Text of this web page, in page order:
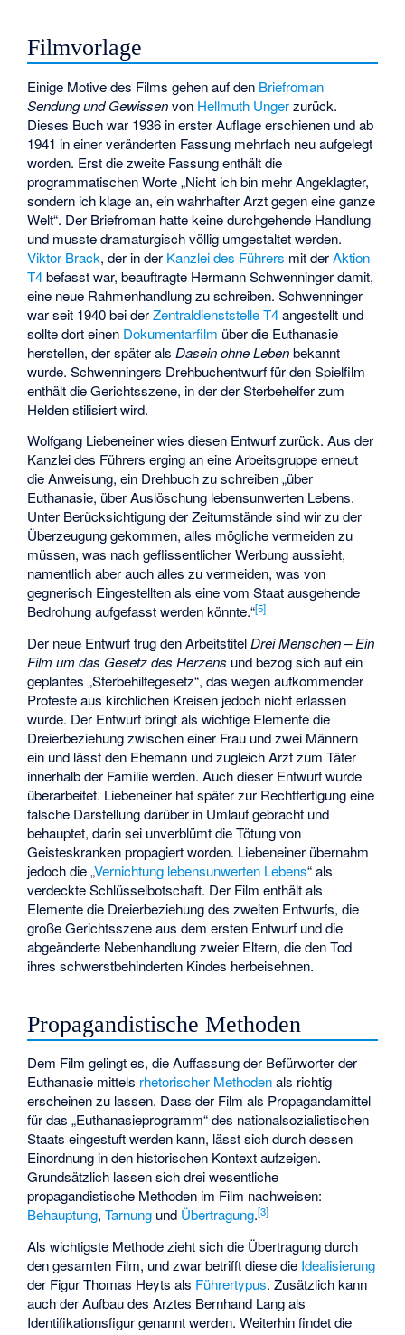
Filmvorlage
Einige Motive des Films gehen auf den Briefroman
Sendung und Gewissenvon Hellmuth Ungerzurück.
Dieses Buch war 1936 in erster Auflage erschienen und ab
1941 in einer veränderten Fassung mehrfach neu aufgelegt
worden. Erst die zweite Fassung enthält die
programmatischen Worte „Nicht ich bin mehr Angeklagter,
sondern ich klage an, ein wahrhafter Arzt gegen eine ganze
Welt“. Der Briefroman hatte keine durchgehende Handlung
und musste dramaturgisch völlig umgestaltet werden.
Viktor Brack, der in der Kanzlei des Führers mit derAktion
T4befasst war, beauftragte Hermann Schwenninger damit,
eine neue Rahmenhandlung zu schreiben. Schwenninger
war seit 1940 bei derZentraldienststelle T4angestellt und
sollte dort einen Dokumentarfilm über die Euthanasie
herstellen, der später alsDasein ohne Lebenbekannt
wurde. Schwenningers Drehbuchentwurf für den Spielfilm
enthält die Gerichtsszene, in der der Sterbehelfer zum
Helden stilisiert wird.
Wolfgang Liebeneiner wies diesen Entwurf zurück. Aus der
Kanzlei des Führers erging an eine Arbeitsgruppe erneut
die Anweisung, ein Drehbuch zu schreiben „über
Euthanasie, über Auslöschung lebensunwerten Lebens.
Unter Berücksichtigung der Zeitumstände sind wir zu der
Überzeugung gekommen, alles mögliche vermeiden zu
müssen, was nach geflissentlicher Werbung aussieht,
namentlich aber auch alles zu vermeiden, was von
gegnerisch Eingestellten als eine vom Staat ausgehende
Bedrohung aufgefasst werden könnte.“[5]
Der neue Entwurf trug den ArbeitstitelDrei Menschen – Ein
Film um das Gesetz des Herzens und bezog sich auf ein
geplantes „Sterbehilfegesetz“, das wegen aufkommender
Proteste aus kirchlichen Kreisen jedoch nicht erlassen
wurde. Der Entwurf bringt als wichtige Elemente die
Dreierbeziehung zwischen einer Frau und zwei Männern
ein und lässt den Ehemann und zugleich Arzt zum Täter
innerhalb der Familie werden. Auch dieser Entwurf wurde
überarbeitet. Liebeneiner hat später zur Rechtfertigung eine
falsche Darstellung darüber in Umlauf gebracht und
behauptet, darin sei unverblümt die Tötung von
Geisteskranken propagiert worden. Liebeneiner übernahm
jedoch die „Vernichtung lebensunwerten Lebens“ als
verdeckte Schlüsselbotschaft. Der Film enthält als
Elemente die Dreierbeziehung des zweiten Entwurfs, die
große Gerichtsszene aus dem ersten Entwurf und die
abgeänderte Nebenhandlung zweier Eltern, die den Tod
ihres schwerstbehinderten Kindes herbeisehnen.
Propagandistische Methoden
Dem Film gelingt es, die Auffassung der Befürworter der
Euthanasie mittels rhetorischer Methodenals richtig
erscheinen zu lassen. Dass der Film als Propagandamittel
für das „Euthanasieprogramm“ des nationalsozialistischen
Staats eingestuft werden kann, lässt sich durch dessen
Einordnung in den historischen Kontext aufzeigen.
Grundsätzlich lassen sich drei wesentliche
propagandistische Methoden im Film nachweisen:
Behauptung,Tarnung und Übertragung.[3]
Als wichtigste Methode zieht sich die Übertragung durch
den gesamten Film, und zwar betrifft diese die Idealisierung
der Figur Thomas Heyts als Führertypus. Zusätzlich kann
auch der Aufbau des Arztes Bernhand Lang als
Identifikationsfigur genannt werden. Weiterhin findet die